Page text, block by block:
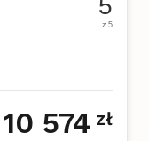
z 5
10 574 zł